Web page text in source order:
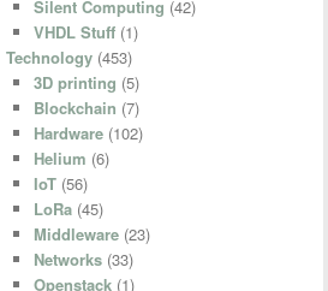
Silent Computing (42)
VHDL Stuff(1)
Technology (453)
3D printing (5)
Blockchain (7)
Hardware(102)
Helium (6)
IoT(56)
LoRa(45)
Middleware(23)
Networks(33)
Openstack(1)